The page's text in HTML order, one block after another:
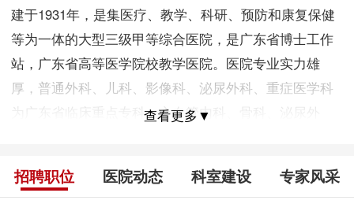
建于1931年，是集医疗、教学、科研、预防和康复保健
等为一体的大型三级甲等综合医院，是广东省博士工作
站，广东省高等医学院校教学医院。医院专业实力雄
厚，普通外科、儿科、影像科、泌尿外科、重症医学科
为广东省临床重点专科，心血管内科、骨科、泌尿外
大学附属第六医院建立紧密型医联体合作，加挂中山大
查看更多▼
招聘职位 医院动态 科室建设 专家风采